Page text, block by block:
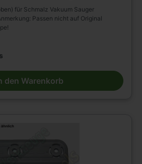
für Schmalz Vakuum Sauger
Passen nicht auf Original
den Warenkorb